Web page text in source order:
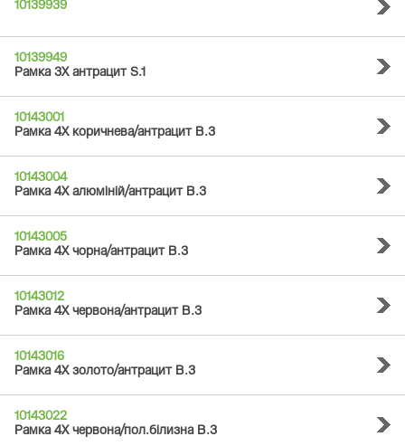
10139939
10139949
Рамка 3Х антрацит S.1
10143001
Рамка 4Х коричнева/антрацит B.3
10143004
Рамка 4Х алюміній/антрацит B.3
10143005
Рамка 4Х чорна/антрацит B.3
10143012
Рамка 4Х червона/антрацит B.3
10143016
Рамка 4Х золото/антрацит B.3
10143022
Рамка 4Х червона/пол.білизна B.3